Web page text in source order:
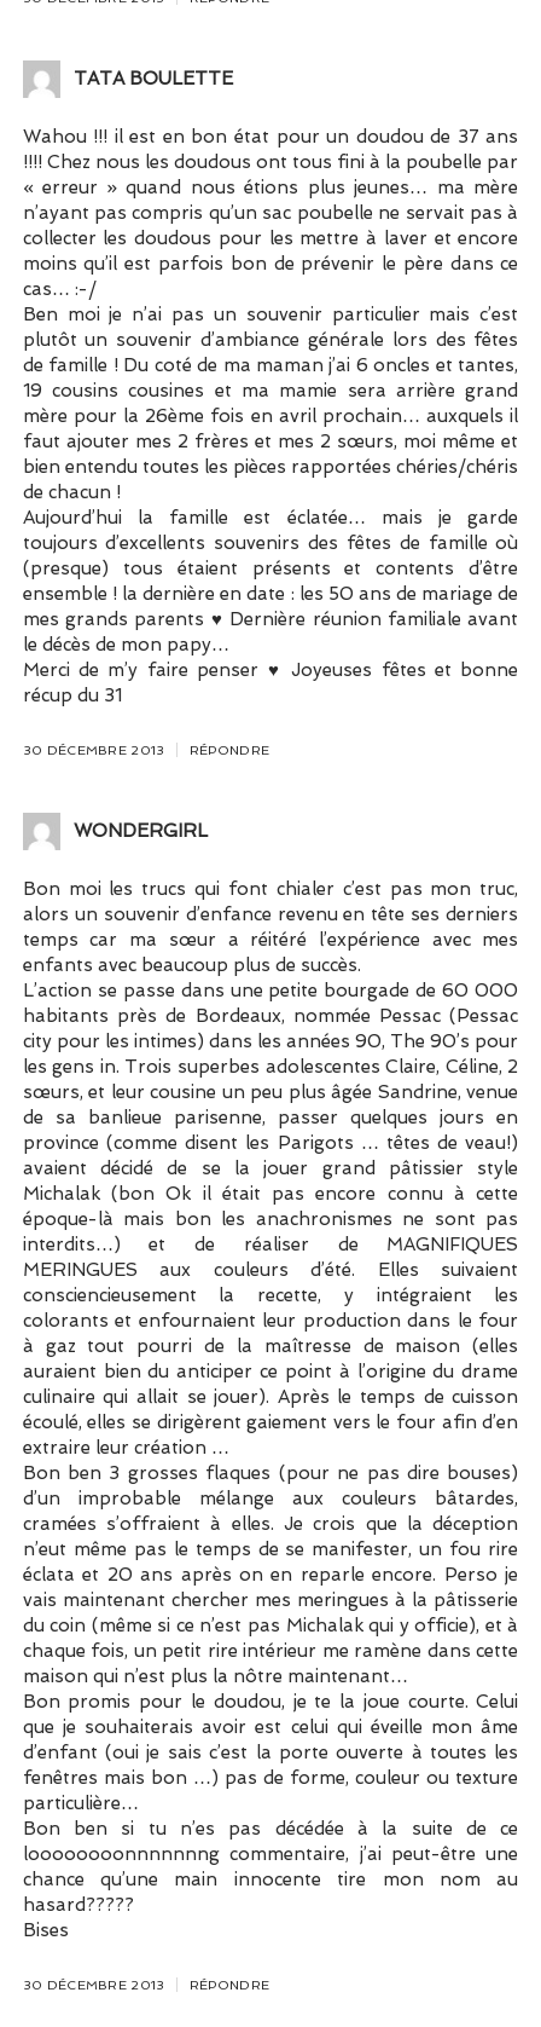
TATA BOULETTE
Wahou !!! il est en bon état pour un doudou de 37 ans
!!!! Chez nous les doudous ont tous fini à la poubelle par
« erreur » quand nous étions plus jeunes… ma mère
n’ayant pas compris qu’un sac poubelle ne servait pas à
collecter les doudous pour les mettre à laver et encore
moins qu’il est parfois bon de prévenir le père dans ce
cas… :-/
Ben moi je n’ai pas un souvenir particulier mais c’est
plutôt un souvenir d’ambiance générale lors des fêtes
de famille ! Du coté de ma maman j’ai 6 oncles et tantes,
19 cousins cousines et ma mamie sera arrière grand
mère pour la 26ème fois en avril prochain… auxquels il
faut ajouter mes 2 frères et mes 2 sœurs, moi même et
bien entendu toutes les pièces rapportées chéries/chéris
de chacun !
Aujourd’hui la famille est éclatée… mais je garde
toujours d’excellents souvenirs des fêtes de famille où
(presque) tous étaient présents et contents d’être
ensemble ! la dernière en date : les 50 ans de mariage de
mes grands parents ♥ Dernière réunion familiale avant
le décès de mon papy…
Merci de m’y faire penser ♥ Joyeuses fêtes et bonne
récup du 31
30 DÉCEMBRE 2013 RÉPONDRE
WONDERGIRL
Bon moi les trucs qui font chialer c’est pas mon truc,
alors un souvenir d’enfance revenu en tête ses derniers
temps car ma sœur a réitéré l’expérience avec mes
enfants avec beaucoup plus de succès.
L’action se passe dans une petite bourgade de 60 000
habitants près de Bordeaux, nommée Pessac (Pessac
city pour les intimes) dans les années 90, The 90’s pour
les gens in. Trois superbes adolescentes Claire, Céline, 2
sœurs, et leur cousine un peu plus âgée Sandrine, venue
de sa banlieue parisenne, passer quelques jours en
province (comme disent les Parigots … têtes de veau!)
avaient décidé de se la jouer grand pâtissier style
Michalak (bon Ok il était pas encore connu à cette
époque-là mais bon les anachronismes ne sont pas
interdits…) et de réaliser de MAGNIFIQUES
MERINGUES aux couleurs d’été. Elles suivaient
consciencieusement la recette, y intégraient les
colorants et enfournaient leur production dans le four
à gaz tout pourri de la maîtresse de maison (elles
auraient bien du anticiper ce point à l’origine du drame
culinaire qui allait se jouer). Après le temps de cuisson
écoulé, elles se dirigèrent gaiement vers le four afin d’en
extraire leur création …
Bon ben 3 grosses flaques (pour ne pas dire bouses)
d’un improbable mélange aux couleurs bâtardes,
cramées s’offraient à elles. Je crois que la déception
n’eut même pas le temps de se manifester, un fou rire
éclata et 20 ans après on en reparle encore. Perso je
vais maintenant chercher mes meringues à la pâtisserie
du coin (même si ce n’est pas Michalak qui y officie), et à
chaque fois, un petit rire intérieur me ramène dans cette
maison qui n’est plus la nôtre maintenant…
Bon promis pour le doudou, je te la joue courte. Celui
que je souhaiterais avoir est celui qui éveille mon âme
d’enfant (oui je sais c’est la porte ouverte à toutes les
fenêtres mais bon …) pas de forme, couleur ou texture
particulière…
Bon ben si tu n’es pas décédée à la suite de ce
loooooooonnnnnnng commentaire, j’ai peut-être une
chance qu’une main innocente tire mon nom au
hasard?????
Bises
30 DÉCEMBRE 2013 RÉPONDRE